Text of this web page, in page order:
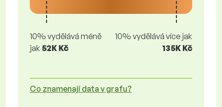
10% vydělává méně
jak 52K Kč
10% vydělává více jak
135K Kč
Co znamenají data v grafu?